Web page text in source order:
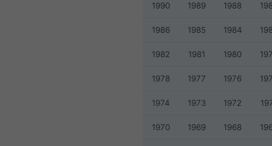
1990 1989 1988
1986 1985 1984
1982 1981 1980
1978 1977 1976
1974 1973 1972
1970 1969 1968